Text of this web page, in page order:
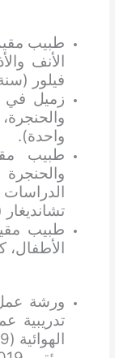
طبيب
الأنف
فيلور
زميل في
واحدة).
طبيب
تشانديغار (3
طبيب
الأطفال،
ورشة
تدريبية
الهوائية (2019)